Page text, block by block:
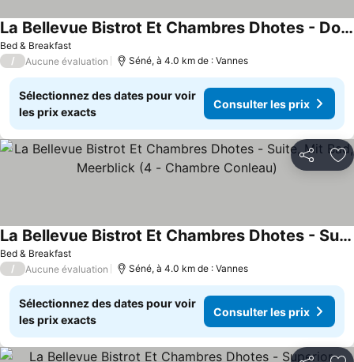
Bed & Breakfast
La Bellevue Bistrot Et Chambres Dhotes - Doppelzimmer, Mit Bad (2 - Chambre Boëdic)
/ Aucune évaluation Séné, à 4.0 km de : Vannes
Sélectionnez des dates pour voir
les prix exacts
Consulter les prix
Partager
Bed & Breakfast
La Bellevue Bistrot Et Chambres Dhotes - Suite, Mit Bad, Meerblick (4 - Chambre Conleau)
/ Aucune évaluation Séné, à 4.0 km de : Vannes
Sélectionnez des dates pour voir
les prix exacts
Consulter les prix